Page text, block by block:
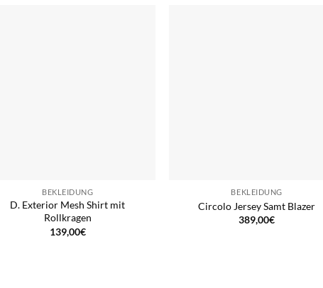
BEKLEIDUNG
D. Exterior Mesh Shirt mit
Rollkragen
139,00€
BEKLEIDUNG
Circolo Jersey Samt Blazer
389,00€